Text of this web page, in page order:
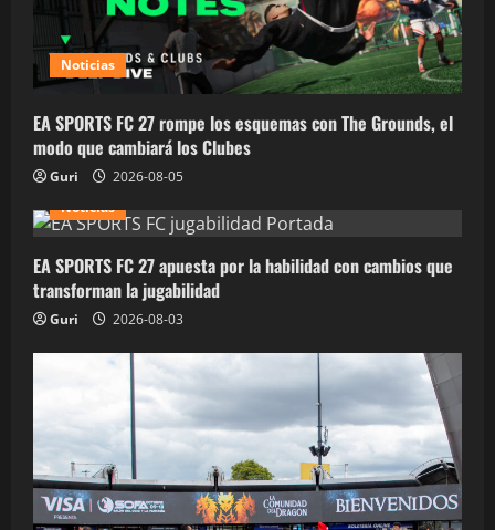
Noticias
EA SPORTS FC 27 rompe los esquemas con The Grounds, el
modo que cambiará los Clubes
Guri
2026-08-05
Noticias
EA SPORTS FC 27 apuesta por la habilidad con cambios que
transforman la jugabilidad
Guri 2026-08-03